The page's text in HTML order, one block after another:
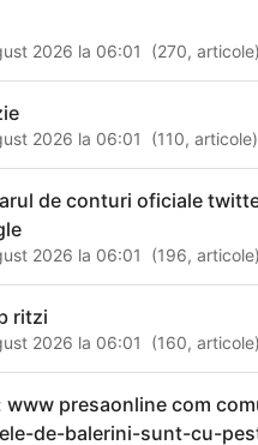
2026 la 06:01 (270,articole)
2026 la 06:01 (110,articole)
de conturi oficiale
2026 la 06:01 (196,articole)
ritzi
2026 la 06:01 (160,articole)
www presaonline com
de-balerini-sunt-cu-